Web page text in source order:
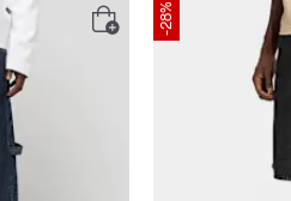
-28%